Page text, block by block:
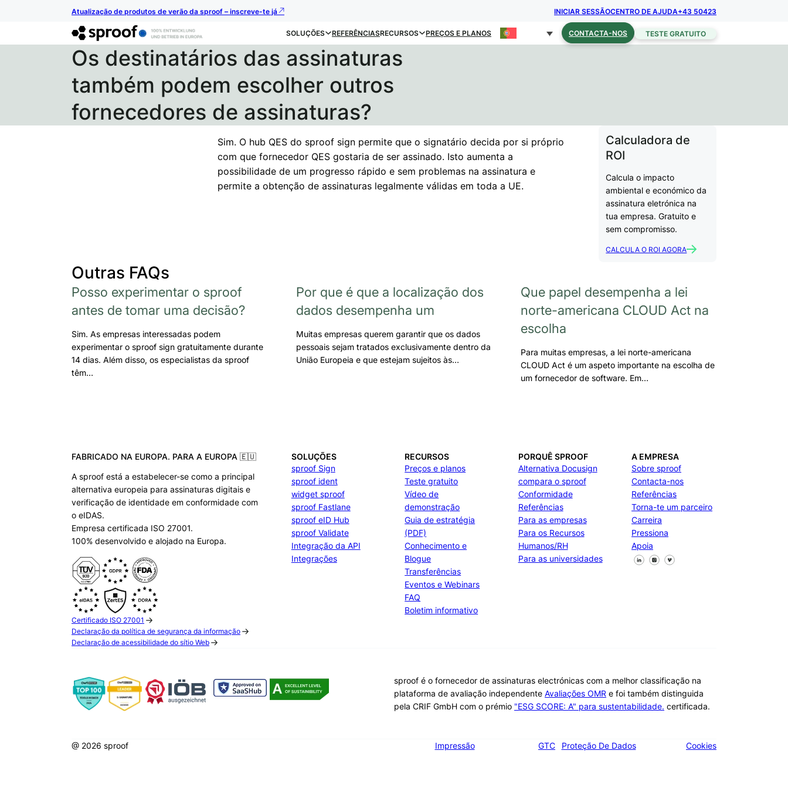
Atualização de produtos de verão da sproof – inscreve-te já INICIAR SESSÃOCENTRO DE AJUDA+43 50423
SOLUÇÕES REFERÊNCIASRECURSOS PREÇOS E PLANOS CONTACTA-NOS TESTE GRATUITO
Os destinatários das assinaturas
também podem escolher outros
fornecedores de assinaturas?
Sim. O hub QES do sproof sign permite que o signatário decida por si próprio
com que fornecedor QES gostaria de ser assinado. Isto aumenta a
possibilidade de um progresso rápido e sem problemas na assinatura e
permite a obtenção de assinaturas legalmente válidas em toda a UE.
Calculadora de
ROI
Calcula o impacto
ambiental e económico da
assinatura eletrónica na
tua empresa. Gratuito e
sem compromisso.
CALCULA O ROI AGORA
Outras FAQs
Posso experimentar o sproof
antes de tomar uma decisão?
Sim. As empresas interessadas podem
experimentar o sproof sign gratuitamente durante
14 dias. Além disso, os especialistas da sproof
têm…
Por que é que a localização dos
dados desempenha um
Muitas empresas querem garantir que os dados
pessoais sejam tratados exclusivamente dentro da
União Europeia e que estejam sujeitos às…
Que papel desempenha a lei
norte-americana CLOUD Act na
escolha
Para muitas empresas, a lei norte-americana
CLOUD Act é um aspeto importante na escolha de
um fornecedor de software. Em…
FABRICADO NA EUROPA. PARA A EUROPA 🇪🇺
A sproof está a estabelecer-se como a principal
alternativa europeia para assinaturas digitais e
verificação de identidade em conformidade com
o eIDAS.
Empresa certificada ISO 27001.
100% desenvolvido e alojado na Europa.
Certificado ISO 27001
Declaração da política de segurança da informação
Declaração de acessibilidade do sítio Web
SOLUÇÕES
sproof Sign
sproof ident
widget sproof
sproof Fastlane
sproof eID Hub
sproof Validate
Integração da API
Integrações
RECURSOS
Preços e planos
Teste gratuito
Vídeo de
demonstração
Guia de estratégia
(PDF)
Conhecimento e
Blogue
Transferências
Eventos e Webinars
FAQ
Boletim informativo
PORQUÊ SPROOF
Alternativa Docusign
compara o sproof
Conformidade
Referências
Para as empresas
Para os Recursos
Humanos/RH
Para as universidades
A EMPRESA
Sobre sproof
Contacta-nos
Referências
Torna-te um parceiro
Carreira
Pressiona
Apoia
Segue-nos no Facebook
Segue-nos no X
Segue-nos no LinkedIn
sproof é o fornecedor de assinaturas electrónicas com a melhor classificação na
plataforma de avaliação independente Avaliações OMR e foi também distinguida
pela CRIF GmbH com o prémio "ESG SCORE: A" para sustentabilidade. certificada.
@ 2026 sproof Impressão GTC Proteção De Dados Cookies